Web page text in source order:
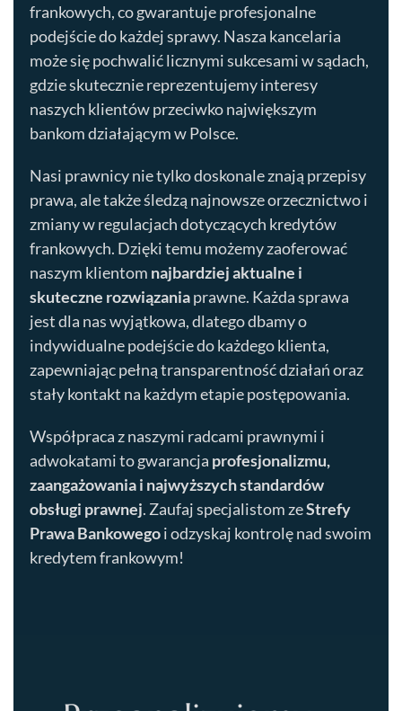
frankowych, co gwarantuje profesjonalne
podejście do każdej sprawy. Nasza kancelaria
może się pochwalić licznymi sukcesami w sądach,
gdzie skutecznie reprezentujemy interesy
naszych klientów przeciwko największym
bankom działającym w Polsce.
Nasi prawnicy nie tylko doskonale znają przepisy
prawa, ale także śledzą najnowsze orzecznictwo i
zmiany w regulacjach dotyczących kredytów
frankowych. Dzięki temu możemy zaoferować
naszym klientom najbardziej aktualne i
skuteczne rozwiązaniaprawne. Każda sprawa
jest dla nas wyjątkowa, dlatego dbamy o
indywidualne podejście do każdego klienta,
zapewniając pełną transparentność działań oraz
stały kontakt na każdym etapie postępowania.
Współpraca z naszymi radcami prawnymi i
adwokatami to gwarancja profesjonalizmu,
zaangażowania i najwyższych standardów
obsługi prawnej. Zaufaj specjalistom zeStrefy
Prawa Bankowegoi odzyskaj kontrolę nad swoim
kredytem frankowym!